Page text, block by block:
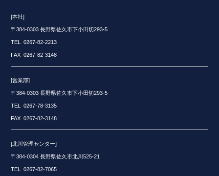
[本社]
〒384-0303 長野県佐久市下小田切293-5
TEL 0267-82-2213
FAX 0267-82-3148
[営業部]
〒384-0303 長野県佐久市下小田切293-5
TEL 0267-78-3135
FAX 0267-82-3148
[北川管理センター]
〒384-0304 長野県佐久市北川525-21
TEL 0267-82-7065